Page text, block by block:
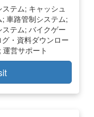
テム; キャッシュ
車路管制システム;
テム; バイクゲー
・資料ダウンロー
運営サポート